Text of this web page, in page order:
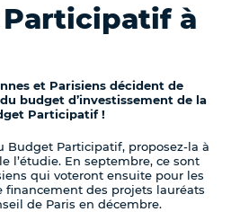
à
et Parisiens décident de
budget d’investissement de la
Participatif !
Budget Participatif, proposez-la à
l’étudie. En septembre, ce sont
qui voteront ensuite pour les
financement des projets lauréats
de Paris en décembre.